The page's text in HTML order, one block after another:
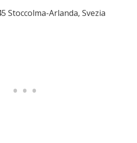
Stoccolma-Arlanda, Svezia